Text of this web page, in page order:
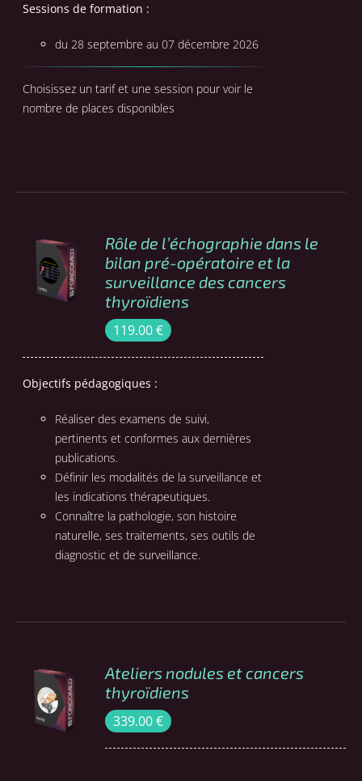
Sessions de formation :
du 28 septembre au 07 décembre 2026
Choisissez un tarif et une session pour voir le
nombre de places disponibles
COMMANDER
/
DÉTAILS
Rôle de l’échographie dans le
bilan pré-opératoire et la
surveillance des cancers
thyroïdiens
119.00€
Objectifs pédagogiques :
Réaliser des examens de suivi,
pertinents et conformes aux dernières
publications.
Définir les modalités de la surveillance et
les indications thérapeutiques.
Connaître la pathologie, son histoire
naturelle, ses traitements, ses outils de
diagnostic et de surveillance.
COMMANDER
/
DÉTAILS
Ateliers nodules et cancers
thyroïdiens
339.00€